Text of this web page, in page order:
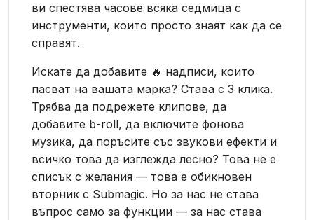
ви спестява часове всяка седмица с
инструменти, които просто знаят как да се
справят.
Искате да добавите 🔥 надписи, които
пасват на вашата марка? Става с 3 клика.
Трябва да подрежете клипове, да
добавите b-roll, да включите фонова
музика, да поръсите със звукови ефекти и
всичко това да изглежда лесно? Това не е
списък с желания — това е обикновен
вторник с Submagic. Но за нас не става
въпрос само за функции — за нас става